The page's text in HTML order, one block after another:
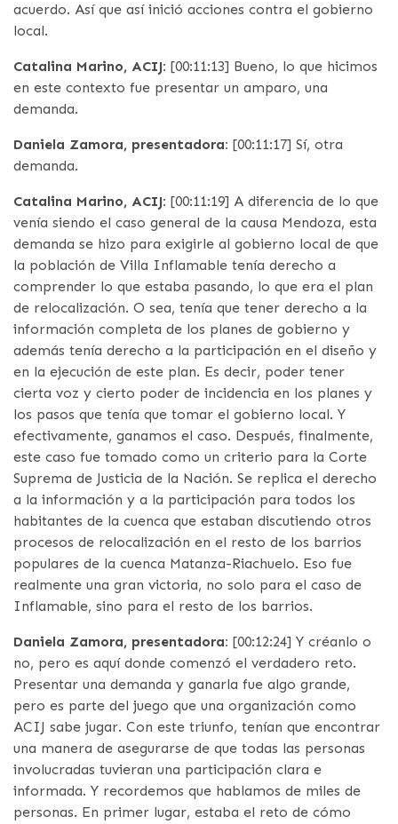
acuerdo. Así que así inició acciones contra el gobierno
local.
Catalina Marino, ACIJ: [00:11:13] Bueno, lo que hicimos
en este contexto fue presentar un amparo, una
demanda.
Daniela Zamora, presentadora: [00:11:17] Sí, otra
demanda.
Catalina Marino, ACIJ: [00:11:19] A diferencia de lo que
venía siendo el caso general de la causa Mendoza, esta
demanda se hizo para exigirle al gobierno local de que
la población de Villa Inflamable tenía derecho a
comprender lo que estaba pasando, lo que era el plan
de relocalización. O sea, tenía que tener derecho a la
información completa de los planes de gobierno y
además tenía derecho a la participación en el diseño y
en la ejecución de este plan. Es decir, poder tener
cierta voz y cierto poder de incidencia en los planes y
los pasos que tenía que tomar el gobierno local. Y
efectivamente, ganamos el caso. Después, finalmente,
este caso fue tomado como un criterio para la Corte
Suprema de Justicia de la Nación. Se replica el derecho
a la información y a la participación para todos los
habitantes de la cuenca que estaban discutiendo otros
procesos de relocalización en el resto de los barrios
populares de la cuenca Matanza-Riachuelo. Eso fue
realmente una gran victoria, no solo para el caso de
Inflamable, sino para el resto de los barrios.
Daniela Zamora, presentadora: [00:12:24] Y créanlo o
no, pero es aquí donde comenzó el verdadero reto.
Presentar una demanda y ganarla fue algo grande,
pero es parte del juego que una organización como
ACIJ sabe jugar. Con este triunfo, tenían que encontrar
una manera de asegurarse de que todas las personas
involucradas tuvieran una participación clara e
informada. Y recordemos que hablamos de miles de
personas. En primer lugar, estaba el reto de cómo